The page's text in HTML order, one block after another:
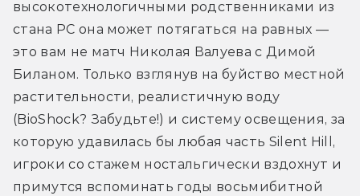
высокотехнологичными родственниками из
стана PC она может потягаться на равных —
это вам не матч Николая Валуева с Димой
Биланом. Только взглянув на буйство местной
растительности, реалистичную воду
(BioShock? Забудьте!) и систему освещения, за
которую удавилась бы любая часть Silent Hill,
игроки со стажем ностальгически вздохнут и
примутся вспоминать годы восьмибитной